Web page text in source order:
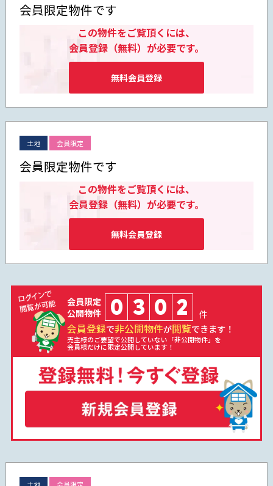
会員限定物件です
この物件をご覧頂くには、
会員登録（無料）が必要です。
無料会員登録
土地 会員限定
会員限定物件です
この物件をご覧頂くには、
会員登録（無料）が必要です。
無料会員登録
会員限定
公開物件
0 3 0 2 件
会員登録で非公開物件が閲覧できます！
売主様のご要望で公開していない「非公開物件」を
会員様だけに限定公開しています！